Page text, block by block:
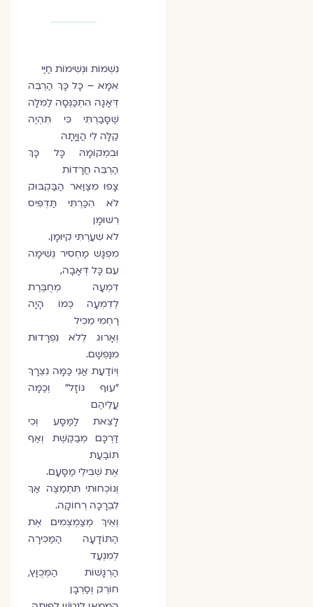
נִשְׁמוֹת וּנְשִׁימוֹת חַיַּי
אִמָּא – כָּל כָּךְ הַרְבֵּה
דְּאָגָה הִתְכַּנְּסָה לַמִּלָּה
שֶׁסָּבַרְתִּי כִּי תִּהְיֶה
קַלָּה לִי הֲוָיָתָהּ
וּבִמְקוֹמָהּ כָּל כָּךְ
הַרְבֵּה חֲרָדוֹת
צָפוּ מִצַּוַּאר הַבַּקְבּוּק
לֹא הִכַּרְתִּי תַּדְפִּיס
רִשּׁוּמָן
לֹא שִׁעַרְתִּי קִיּוּמָן.
מִפְגָּשׁ מַחְסִיר נְשִׁימָה
עִם כָּל דְּאָבָה,
דִּמְעָה מְחֻבֶּרֶת
לְדִמְעָה כְּמוֹ הָיָה
רַחְמִי מֵכִיל
וְאָרוּג לְלֹא נִפְרָדוּת
מִנַּפְשָׁם.
וְיוֹדַעַת אֲנִי כַּמָּה נִצְרָךְ
"עוּף גּוֹזָל" וְכַמָּה
עֲלֵיהֶם
לָצֵאת לַמַּסָּע וְכִי
דַּרְכָּם מְבַקֶּשֶׁת וְאַף
תּוֹבַעַת
אֶת שְׁבִילֵי מַסָּעָם.
וְנוֹכְחוּתִי תִּתְמַצֶּה אַךְ
לִבְרָכָה רְחוֹקָה.
וְאֵיךְ מְצַמְצְמִים אֶת
הַתּוֹדָעָה הַמַּכִּירָה
לְמִנְעַד
הַרְגָּשׁוֹת הַמְּכֻוָּץ,
חוֹרֵק וְסַרְבָן